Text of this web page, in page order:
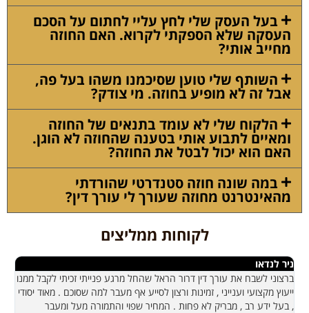
בעל העסק שלי לחץ עליי לחתום על הסכם
העסקה שלא הספקתי לקרוא. האם החוזה
מחייב אותי?
השותף שלי טוען שסיכמנו משהו בעל פה,
אבל זה לא מופיע בחוזה. מי צודק?
הלקוח שלי לא עומד בתנאים של החוזה
ומאיים לתבוע אותי בטענה שהחוזה לא הוגן.
האם הוא יכול לבטל את החוזה?
במה שונה חוזה סטנדרטי שהורדתי
מהאינטרנט מחוזה שעורך לי עורך דין?
לקוחות ממליצים
ניר לנדאו
ברצוני לשבח את עורך דין דרור הראל שהחל מרגע פנייתי זכיתי לקבל ממנו
ייעוץ מקצועי וענייני , זמינות ורצון לסייע אף מעבר למה שסוכם . מאוד יסודי
, בעל ידע רב , מבריק לא פחות . המחיר שפוי והתמורה מעל ומעבר